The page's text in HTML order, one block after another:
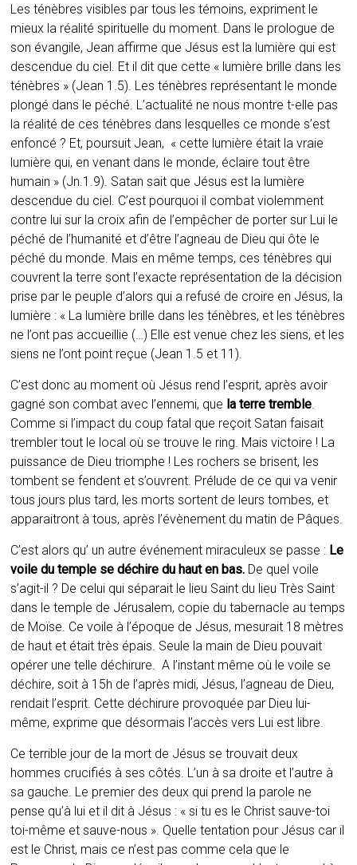
Les ténèbres visibles par tous les témoins, expriment le
mieux la réalité spirituelle du moment. Dans le prologue de
son évangile, Jean affirme que Jésus est la lumière qui est
descendue du ciel. Et il dit que cette « lumière brille dans les
ténèbres » (Jean 1.5). Les ténèbres représentant le monde
plongé dans le péché. L’actualité ne nous montre t-elle pas
la réalité de ces ténèbres dans lesquelles ce monde s’est
enfoncé ? Et, poursuit Jean, « cette lumière était la vraie
lumière qui, en venant dans le monde, éclaire tout être
humain » (Jn.1.9). Satan sait que Jésus est la lumière
descendue du ciel. C’est pourquoi il combat violemment
contre lui sur la croix afin de l’empêcher de porter sur Lui le
péché de l’humanité et d’être l’agneau de Dieu qui ôte le
péché du monde. Mais en même temps, ces ténèbres qui
couvrent la terre sont l’exacte représentation de la décision
prise par le peuple d’alors qui a refusé de croire en Jésus, la
lumière : « La lumière brille dans les ténèbres, et les ténèbres
ne l’ont pas accueillie (…) Elle est venue chez les siens, et les
siens ne l’ont point reçue (Jean 1.5 et 11).
C’est donc au moment où Jésus rend l’esprit, après avoir
gagné son combat avec l’ennemi, que la terre tremble.
Comme si l’impact du coup fatal que reçoit Satan faisait
trembler tout le local où se trouve le ring. Mais victoire ! La
puissance de Dieu triomphe ! Les rochers se brisent, les
tombent se fendent et s’ouvrent. Prélude de ce qui va venir
tous jours plus tard, les morts sortent de leurs tombes, et
apparaitront à tous, après l’évènement du matin de Pâques.
C’est alors qu’ un autre événement miraculeux se passe : Le
voile du temple se déchire du haut en bas. De quel voile
s’agit-il ? De celui qui séparait le lieu Saint du lieu Très Saint
dans le temple de Jérusalem, copie du tabernacle au temps
de Moïse. Ce voile à l’époque de Jésus, mesurait 18 mètres
de haut et était très épais. Seule la main de Dieu pouvait
opérer une telle déchirure. A l’instant même où le voile se
déchire, soit à 15h de l’après midi, Jésus, l’agneau de Dieu,
rendait l’esprit. Cette déchirure provoquée par Dieu lui-
même, exprime que désormais l’accès vers Lui est libre.
Ce terrible jour de la mort de Jésus se trouvait deux
hommes crucifiés à ses côtés. L’un à sa droite et l’autre à
sa gauche. Le premier des deux qui prend la parole ne
pense qu’à lui et il dit à Jésus : « si tu es le Christ sauve-toi
toi-même et sauve-nous ». Quelle tentation pour Jésus car il
est le Christ, mais ce n’est pas comme cela que le